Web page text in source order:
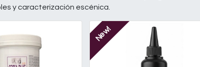
y caracterización escénica.
New!